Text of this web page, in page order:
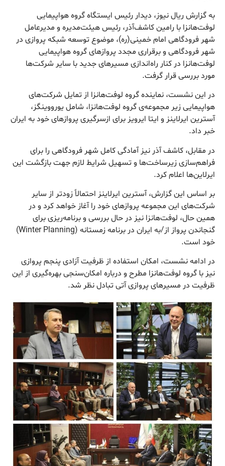
به گزارش ریال نیوز، دیدار رئیس ایستگاه گروه هواپیمایی
لوفت‌هانزا با رامین کاشف‌آذر، رئیس هیئت‌مدیره و مدیرعامل
شهر فرودگاهی امام خمینی(ره)، موضوع توسعه شبکه‌ پروازی در
شهر فرودگاهی و برقراری مجدد پروازهای گروه هواپیمایی
لوفت‌هانزا در کنار راه‌اندازی مسیرهای جدید با سایر شرکت‌ها
مورد بررسی قرار گرفت.
در این نشست، نماینده گروه لوفت‌هانزا از تمایل شرکت‌های
هواپیمایی زیر مجموعه‌ی گروه لوفت‌هانزا، شامل یورووینگز،
آسترین ایرلاینز و ایتا ایرویز برای ازسرگیری پروازهای خود به ایران
خبر داد.
در مقابل، کاشف آذر نیز آمادگی کامل شهر فرودگاهی را برای
فراهم‌سازی زیرساخت‌ها و تسهیل شرایط لازم جهت بازگشت این
ایرلاین‌ها اعلام کرد.
بر اساس این گزارش، آسترین ایرلاینز احتمالاً زودتر از سایر
شرکت‌های این مجموعه پروازهای خود را آغاز خواهد کرد و در
همین حال، لوفت‌هانزا نیز در حال بررسی و برنامه‌ریزی برای
گنجاندن پرواز از/به ایران در برنامه زمستانه (Winter Planning)
خود است.
در ادامه نشست، امکان استفاده از ظرفیت آزادی پنجم پروازی
نیز با گروه لوفت‌هانزا مطرح و درباره امکان‌سنجی بهره‌گیری از این
ظرفیت در مسیرهای پروازی آتی تبادل نظر شد.